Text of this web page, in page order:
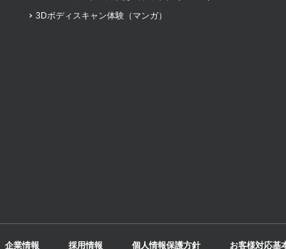
3Dボディスキャン体験（マンガ）
企業情報 採用情報 個人情報保護方針 お客様対応基